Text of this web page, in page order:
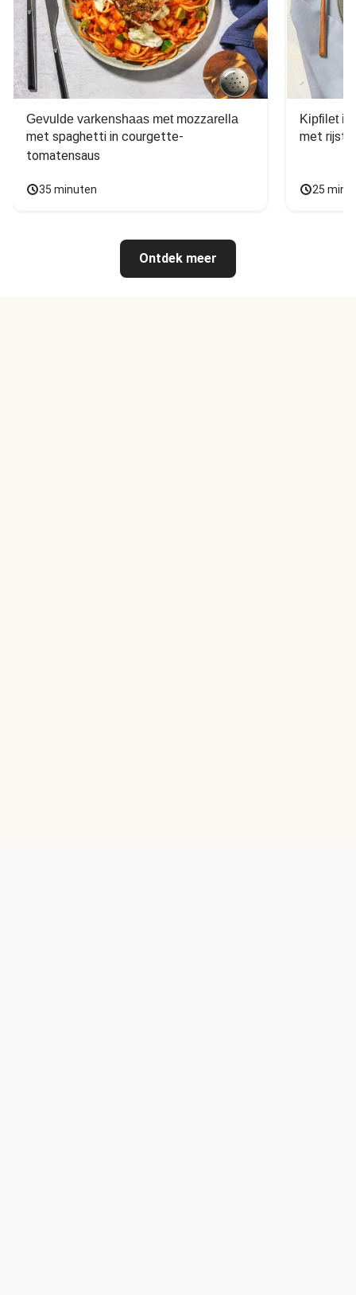
Gevulde varkenshaas met mozzarella
met spaghetti in courgette-
tomatensaus
35 minuten
Kipfilet in
met rijst,
25
Ontdek meer